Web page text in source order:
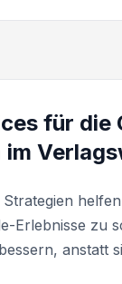
für die
Erlebnisse zu
anstatt